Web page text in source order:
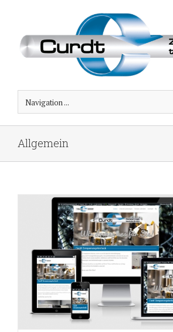
Navigation ...
Allgemein